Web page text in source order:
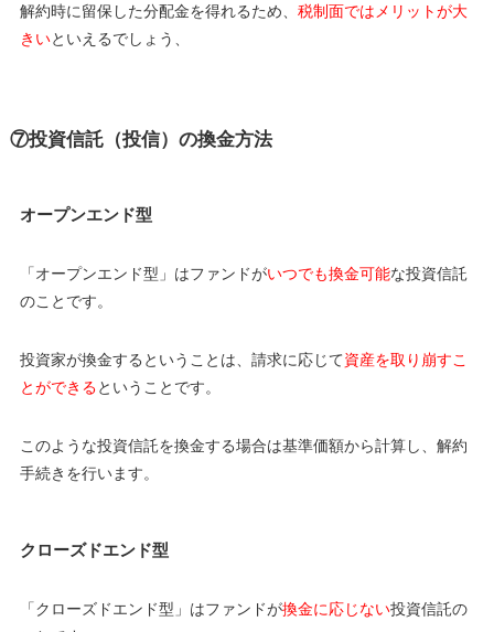
解約時に留保した分配金を得れるため、 税制面ではメリットが大
きいといえるでしょう、
⑦投資信託（投信）の換金方法
オープンエンド型
「オープンエンド型」はファンドがいつでも換金可能な投資信託
のことです。
投資家が換金するということは、請求に応じて資産を取り崩すこ
とができるということです。
このような投資信託を換金する場合は基準価額から計算し、解約
手続きを行います。
クローズドエンド型
「クローズドエンド型」はファンドが換金に応じない投資信託の